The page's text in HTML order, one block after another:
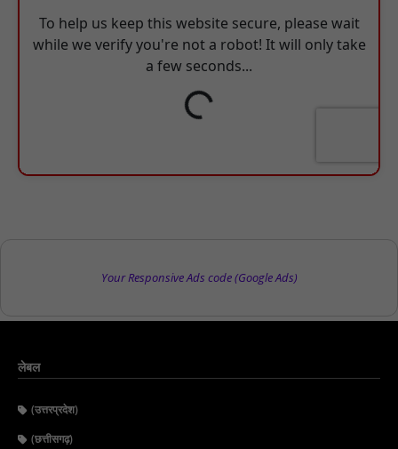
Your Responsive Ads code (Google Ads)
लेबल
(उत्तरप्रदेश)
(छत्तीसगढ़)